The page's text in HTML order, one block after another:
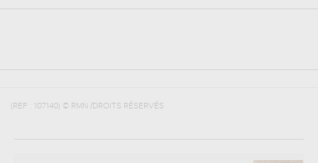
(REF : 107140) © RMN /DROITS RÉSERVÉS